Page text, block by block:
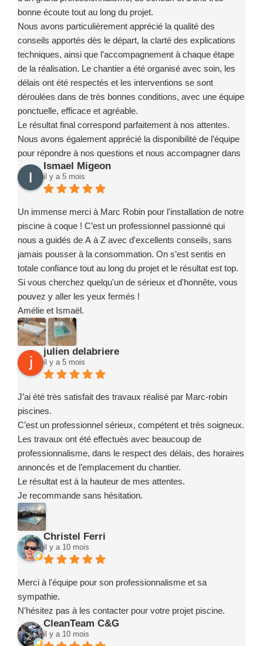
bonne écoute tout au long du projet.
Nous avons particulièrement apprécié la qualité des
conseils apportés dès le départ, la clarté des explications
techniques, ainsi que l’accompagnement à chaque étape
de la réalisation. Le chantier a été organisé avec soin, les
délais ont été respectés et les interventions se sont
déroulées dans de très bonnes conditions, avec une équipe
ponctuelle, efficace et agréable.
Le résultat final correspond parfaitement à nos attentes.
Nous avons également apprécié la disponibilité de l’équipe
pour répondre à nos questions et nous accompagner dans
la prise en main de notre installation.
Nous recommandons sans hésitation l’entreprise Marc
Robin Piscines à toute personne souhaitant réaliser un
projet de piscine en toute confiance. Merci encore à toute
l’équipe pour votre sérieux, votre implication et la qualité de
votre travail.
Ismael Migeon
il y a 5 mois
Un immense merci à Marc Robin pour l'installation de notre
piscine à coque ! C’est un professionnel passionné qui
nous a guidés de A à Z avec d'excellents conseils, sans
jamais pousser à la consommation. On s’est sentis en
totale confiance tout au long du projet et le résultat est top.
Si vous cherchez quelqu'un de sérieux et d'honnête, vous
pouvez y aller les yeux fermés !
Amélie et Ismaël.
julien delabriere
il y a 5 mois
J’ai été très satisfait des travaux réalisé par Marc-robin
piscines.
C’est un professionnel sérieux, compétent et très soigneux.
Les travaux ont été effectués avec beaucoup de
professionnalisme, dans le respect des délais, des horaires
annoncés et de l’emplacement du chantier.
Le résultat est à la hauteur de mes attentes.
Je recommande sans hésitation.
Christel Ferri
il y a 10 mois
Merci à l'équipe pour son professionnalisme et sa
sympathie.
N'hésitez pas à les contacter pour votre projet piscine.
CleanTeam C&G
il y a 10 mois